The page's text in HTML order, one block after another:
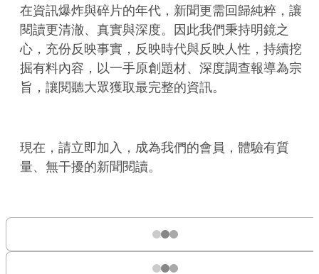
在資訊爆炸與碎片的年代，新聞更需回歸純粹，讓
閱讀更清澈、真實與深度。因此我們秉持明鏡之
心，充份反映事實，反映時代與反映人性，持續挖
掘有料內容，以一手原創題材、深度調查報導為宗
旨，讓閱聽大眾獲取最完整的資訊。
現在，請立即加入，成為我們的會員，體驗有質
量、無干擾的新聞閱讀。